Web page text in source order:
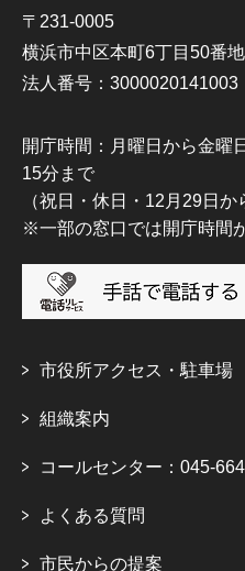
〒231-0005
横浜市中区本町6丁目50番
法人番号：3000020141003
開庁時間：月曜日から金曜
15分まで
（祝日・休日・12月29日か
※一部の窓口では開庁時間
市役所アクセス・駐車場
組織案内
コールセンター：045-
よくある質問
市民からの提案